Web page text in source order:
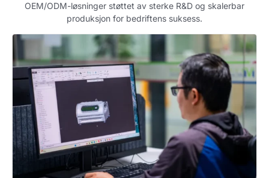
OEM/ODM-løsninger støttet av sterke R&D og skalerbar
produksjon for bedriftens suksess.